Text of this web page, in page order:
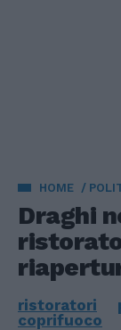
HOME
Draghi
ristoratori
coprifuoco